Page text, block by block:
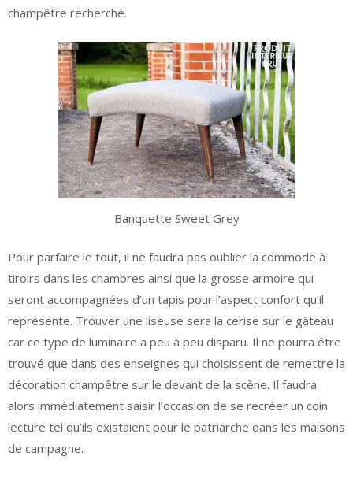
champêtre recherché.
Banquette Sweet Grey
Pour parfaire le tout, il ne faudra pas oublier la commode à
tiroirs dans les chambres ainsi que la grosse armoire qui
seront accompagnées d’un tapis pour l’aspect confort qu’il
représente. Trouver une liseuse sera la cerise sur le gâteau
car ce type de luminaire a peu à peu disparu. Il ne pourra être
trouvé que dans des enseignes qui choisissent de remettre la
décoration champêtre sur le devant de la scène. Il faudra
alors immédiatement saisir l’occasion de se recréer un coin
lecture tel qu’ils existaient pour le patriarche dans les maisons
de campagne.